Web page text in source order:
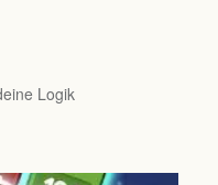
Logik